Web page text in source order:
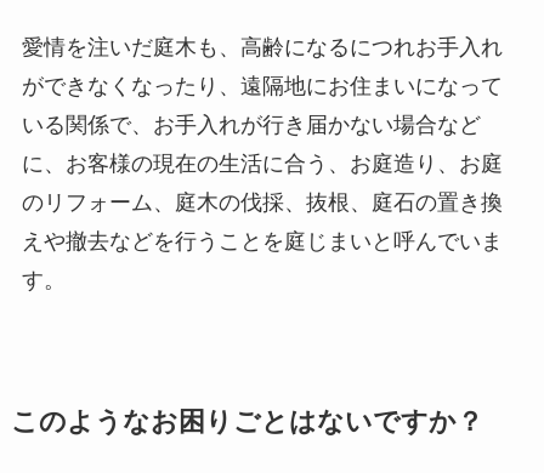
愛情を注いだ庭木も、高齢になるにつれお手入れ
ができなくなったり、遠隔地にお住まいになって
いる関係で、お手入れが行き届かない場合など
に、お客様の現在の生活に合う、お庭造り、お庭
のリフォーム、庭木の伐採、抜根、庭石の置き換
えや撤去などを行うことを庭じまいと呼んでいま
す。
このようなお困りごとはないですか？